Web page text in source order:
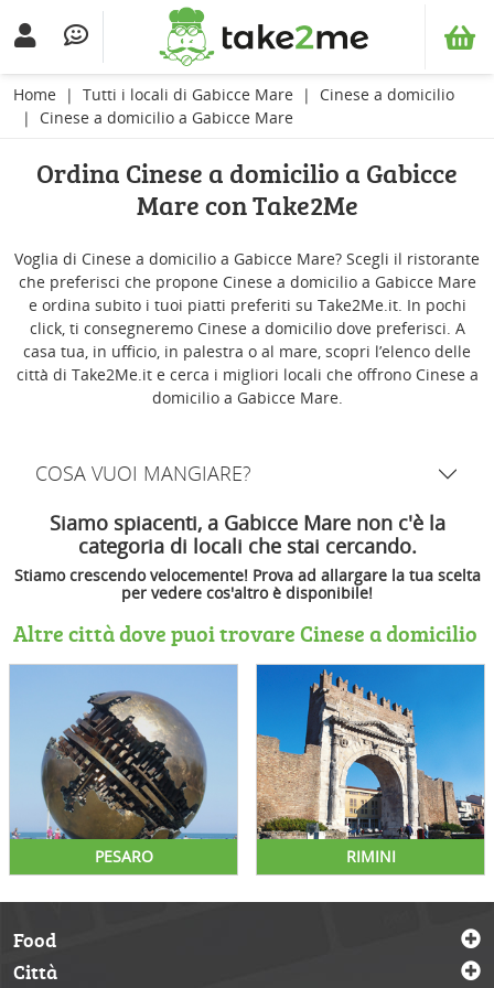
Home Tutti i locali di Gabicce Mare
Cinese a domicilio
Cinese a domicilio a Gabicce Mare
Ordina Cinese a domicilio a Gabicce
Mare con Take2Me
Voglia di Cinese a domicilio a Gabicce Mare? Scegli il ristorante
che preferisci che propone Cinese a domicilio a Gabicce Mare
e ordina subito i tuoi piatti preferiti su Take2Me.it. In pochi
click, ti consegneremo Cinese a domicilio dove preferisci. A
casa tua, in ufficio, in palestra o al mare, scopri l’elenco delle
città di Take2Me.it e cerca i migliori locali che offrono Cinese a
domicilio a Gabicce Mare.
COSA VUOI MANGIARE?
Siamo spiacenti, a Gabicce Mare non c'è la
categoria di locali che stai cercando.
Stiamo crescendo velocemente! Prova ad allargare la tua scelta
per vedere cos'altro è disponibile!
Altre città dove puoi trovare Cinese a domicilio
PESARO RIMINI
Food
Città